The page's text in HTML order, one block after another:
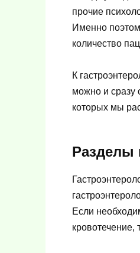
прочие
Именно
количество
К
можно и сразу
которых мы
Разделы
Если
кровотечение,